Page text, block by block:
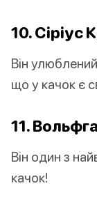
10. Сіріус
Він
що у качок є
11.
Він один з
качок!